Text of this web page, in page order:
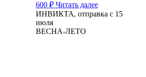
600 ₽ Читать далее
ИНВИКТА, отправка с 15
июля
ВЕСНА-ЛЕТО